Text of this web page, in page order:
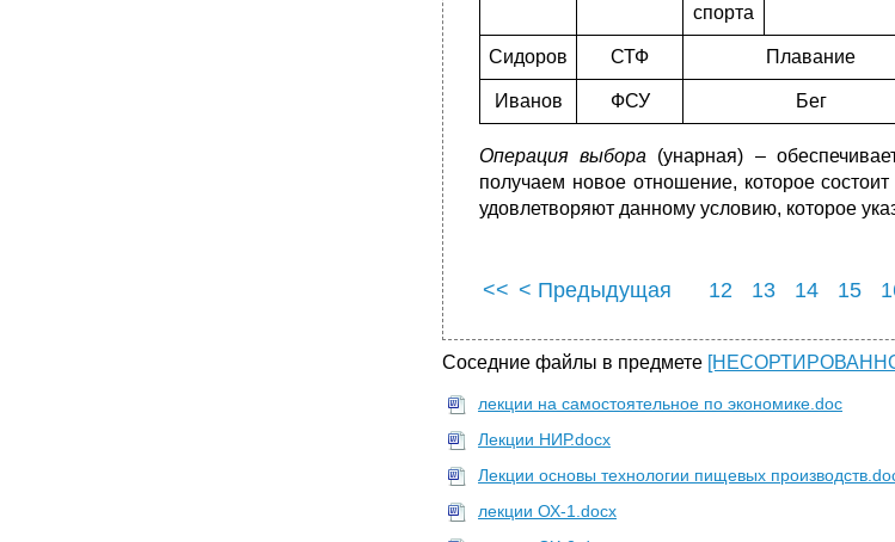
спорта
Сидоров СТФ Плавание
Иванов ФСУ Бег
Операция выбора (унарная) –
получаем новое отношение, которое
удовлетворяют данному условию, которое
<< < Предыдущая 12 13 14 15
Соседние файлы в предмете
лекции на самостоятельное по экономике.doc
Лекции НИР.docx
Лекции основы технологии пищевых
лекции ОХ-1.docx